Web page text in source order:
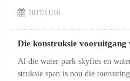
2017/11/16
Die konstruksie
Al die water park skyfies en
struksie span is nou die